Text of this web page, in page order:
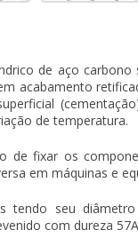
de aço
acabamento
de temperatura.
de fixar os
em máquinas e
tendo seu
com dureza